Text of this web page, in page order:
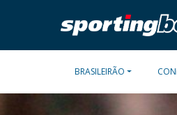
BRASILEIRÃO